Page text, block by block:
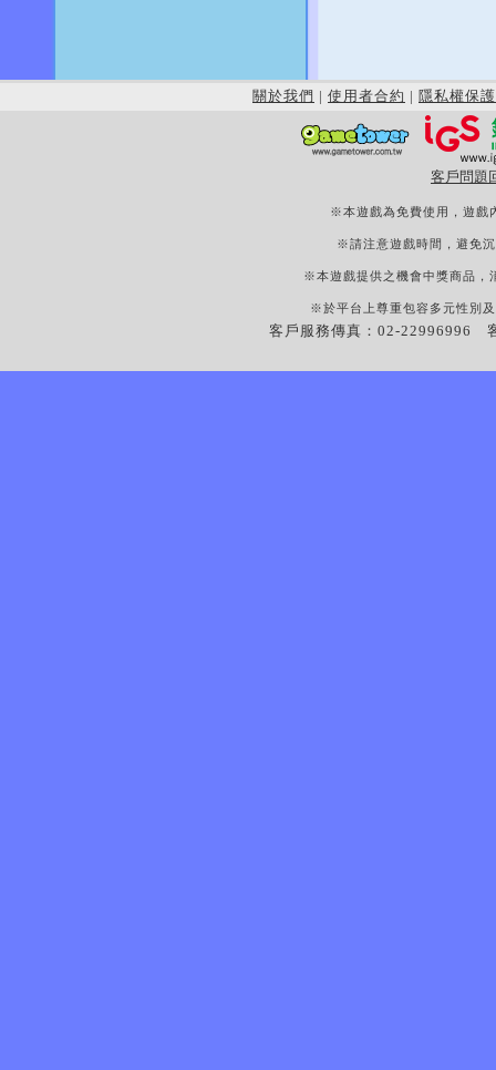
關於我們 | 使用者合約 | 隱私權保護
客戶問題
※本遊戲為免費使用，遊戲
※請注意遊戲時間，避免
※本遊戲提供之機會中獎商品，
※於平台上尊重包容多元性別
客戶服務傳真：02-22996996